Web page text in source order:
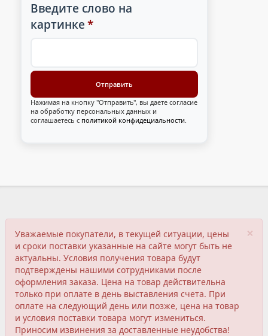
Введите слово на
картинке *
Нажимая на кнопку "Отправить", вы даете согласие
на обработку персональных данных и
соглашаетесь с политикой конфидециальности.
×
Уважаемые покупатели, в текущей ситуации, цены
и сроки поставки указанные на сайте могут быть не
актуальны. Условия получения товара будут
подтверждены нашими сотрудниками после
оформления заказа. Цена на товар действительна
только при оплате в день выставления счета. При
оплате на следующий день или позже, цена на товар
и условия поставки товара могут измениться.
Приносим извинения за доставленные неудобства!